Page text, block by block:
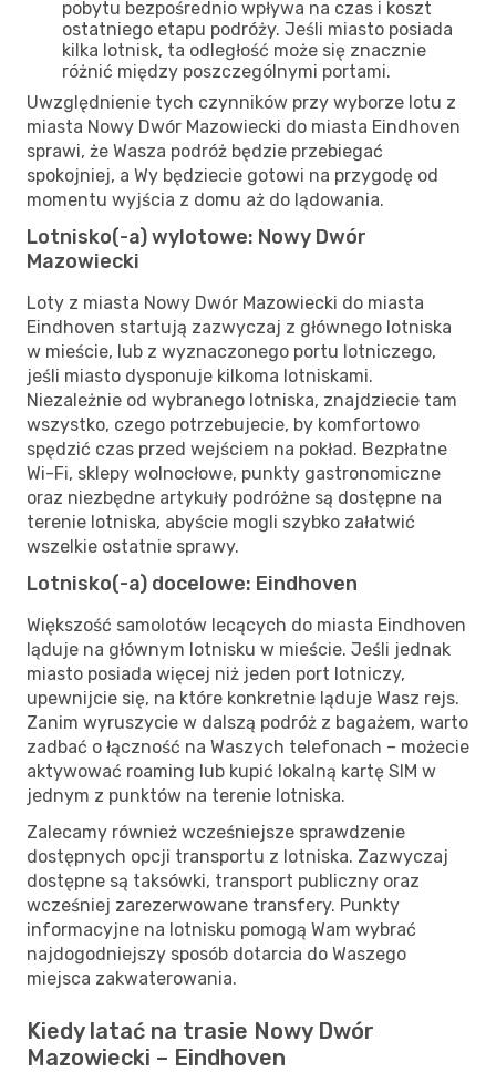
pobytu bezpośrednio wpływa na czas i koszt
ostatniego etapu podróży. Jeśli miasto posiada
kilka lotnisk, ta odległość może się znacznie
różnić między poszczególnymi portami.
Uwzględnienie tych czynników przy wyborze lotu z
miasta Nowy Dwór Mazowiecki do miasta Eindhoven
sprawi, że Wasza podróż będzie przebiegać
spokojniej, a Wy będziecie gotowi na przygodę od
momentu wyjścia z domu aż do lądowania.
Lotnisko(-a) wylotowe: Nowy Dwór
Mazowiecki
Loty z miasta Nowy Dwór Mazowiecki do miasta
Eindhoven startują zazwyczaj z głównego lotniska
w mieście, lub z wyznaczonego portu lotniczego,
jeśli miasto dysponuje kilkoma lotniskami.
Niezależnie od wybranego lotniska, znajdziecie tam
wszystko, czego potrzebujecie, by komfortowo
spędzić czas przed wejściem na pokład. Bezpłatne
Wi-Fi, sklepy wolnocłowe, punkty gastronomiczne
oraz niezbędne artykuły podróżne są dostępne na
terenie lotniska, abyście mogli szybko załatwić
wszelkie ostatnie sprawy.
Lotnisko(-a) docelowe: Eindhoven
Większość samolotów lecących do miasta Eindhoven
ląduje na głównym lotnisku w mieście. Jeśli jednak
miasto posiada więcej niż jeden port lotniczy,
upewnijcie się, na które konkretnie ląduje Wasz rejs.
Zanim wyruszycie w dalszą podróż z bagażem, warto
zadbać o łączność na Waszych telefonach – możecie
aktywować roaming lub kupić lokalną kartę SIM w
jednym z punktów na terenie lotniska.
Zalecamy również wcześniejsze sprawdzenie
dostępnych opcji transportu z lotniska. Zazwyczaj
dostępne są taksówki, transport publiczny oraz
wcześniej zarezerwowane transfery. Punkty
informacyjne na lotnisku pomogą Wam wybrać
najdogodniejszy sposób dotarcia do Waszego
miejsca zakwaterowania.
Kiedy latać na trasie Nowy Dwór
Mazowiecki – Eindhoven